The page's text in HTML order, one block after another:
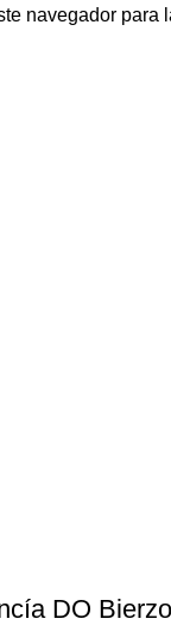
navegador para
DO Bierzo